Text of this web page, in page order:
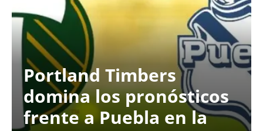
Portland Timbers
domina los pronósticos
frente a Puebla en la